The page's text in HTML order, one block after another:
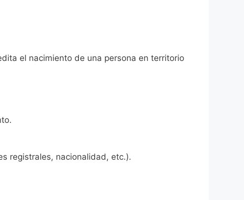
el nacimiento de una persona en territorio
registrales, nacionalidad, etc.).